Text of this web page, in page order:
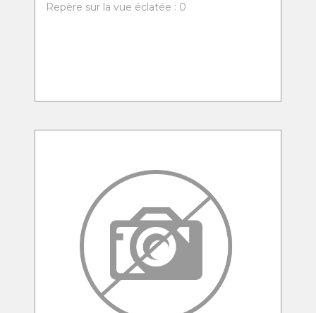
Repère sur la vue éclatée : 0